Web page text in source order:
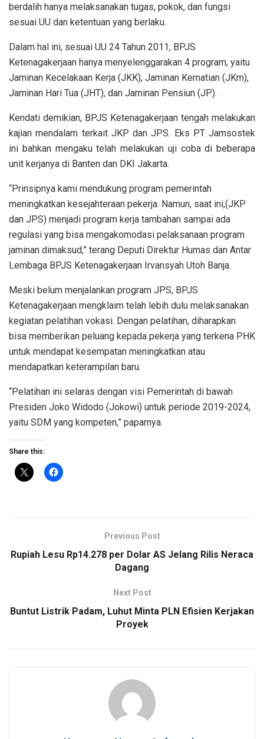
berdalih hanya melaksanakan tugas, pokok, dan fungsi
sesuai UU dan ketentuan yang berlaku.
Dalam hal ini, sesuai UU 24 Tahun 2011, BPJS
Ketenagakerjaan hanya menyelenggarakan 4 program, yaitu
Jaminan Kecelakaan Kerja (JKK), Jaminan Kematian (JKm),
Jaminan Hari Tua (JHT), dan Jaminan Pensiun (JP).
Kendati demikian, BPJS Ketenagakerjaan tengah melakukan
kajian mendalam terkait JKP dan JPS. Eks PT Jamsostek
ini bahkan mengaku telah melakukan uji coba di beberapa
unit kerjanya di Banten dan DKI Jakarta.
“Prinsipnya kami mendukung program pemerintah
meningkatkan kesejahteraan pekerja. Namun, saat ini,(JKP
dan JPS) menjadi program kerja tambahan sampai ada
regulasi yang bisa mengakomodasi pelaksanaan program
jaminan dimaksud,” terang Deputi Direktur Humas dan Antar
Lembaga BPJS Ketenagakerjaan Irvansyah Utoh Banja.
Meski belum menjalankan program JPS, BPJS
Ketenagakerjaan mengklaim telah lebih dulu melaksanakan
kegiatan pelatihan vokasi. Dengan pelatihan, diharapkan
bisa memberikan peluang kepada pekerja yang terkena PHK
untuk mendapat kesempatan meningkatkan atau
mendapatkan keterampilan baru.
“Pelatihan ini selaras dengan visi Pemerintah di bawah
Presiden Joko Widodo (Jokowi) untuk periode 2019-2024,
yaitu SDM yang kompeten,” paparnya.
Share this:
Previous Post
Rupiah Lesu Rp14.278 per Dolar AS Jelang Rilis Neraca
Dagang
Next Post
Buntut Listrik Padam, Luhut Minta PLN Efisien Kerjakan
Proyek